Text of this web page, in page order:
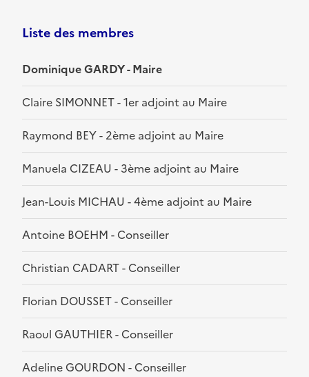
Liste des membres
Dominique GARDY - Maire
Claire SIMONNET - 1er adjoint au Maire
Raymond BEY - 2ème adjoint au Maire
Manuela CIZEAU - 3ème adjoint au Maire
Jean-Louis MICHAU - 4ème adjoint au Maire
Antoine BOEHM - Conseiller
Christian CADART - Conseiller
Florian DOUSSET - Conseiller
Raoul GAUTHIER - Conseiller
Adeline GOURDON - Conseiller